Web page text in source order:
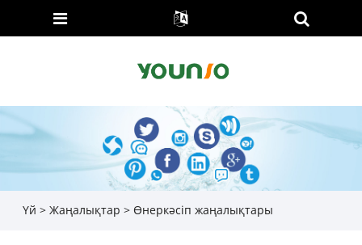
Үй > Жаңалықтар > Өнеркәсіп жаңалықтары